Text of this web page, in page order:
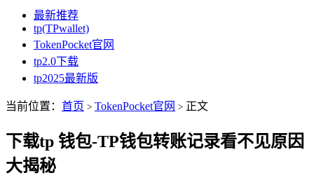
最新推荐
tp(TPwallet)
TokenPocket官网
tp2.0下载
tp2025最新版
当前位置： 首页 > TokenPocket官网 > 正文
下载tp 钱包-TP钱包转账记录看不见原因
大揭秘